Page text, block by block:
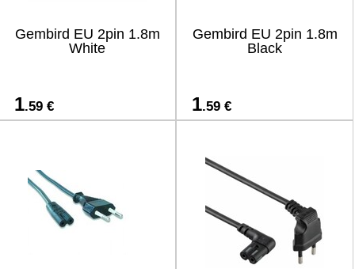
Gembird EU 2pin 1.8m
White
1.59 €
Gembird EU 2pin 1.8m
Black
1.59 €